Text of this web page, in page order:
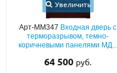
Увеличить
Арт-ММ347 Входная дверь с
терморазрывом, темно-
коричневыми панелями МДФ
расширениями
64 500 руб.